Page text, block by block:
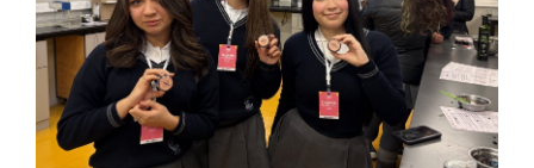
Funcionarios
Alumni
English